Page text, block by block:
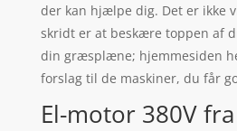
der kan hjælpe dig. Det er ikke
skridt er at beskære toppen af
din græsplæne; hjemmesiden
forslag til de maskiner, du får
El-motor 380V